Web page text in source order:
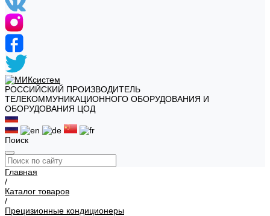
РОССИЙСКИЙ ПРОИЗВОДИТЕЛЬ
ТЕЛЕКОММУНИКАЦИОННОГО ОБОРУДОВАНИЯ И
ОБОРУДОВАНИЯ ЦОД
Поиск
Главная
/
Каталог товаров
/
Прецизионные кондиционеры